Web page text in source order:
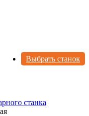
Выбрать станок
станка